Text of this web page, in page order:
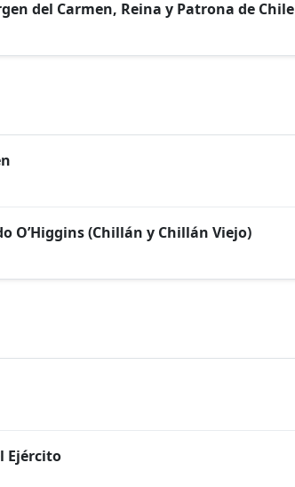
del Carmen, Reina y Patrona de Chile
O’Higgins (Chillán y Chillán Viejo)
Ejército